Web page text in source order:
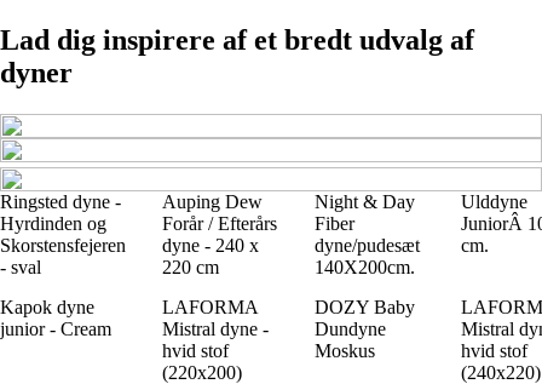
Lad dig inspirere af et bredt udvalg af
dyner
Ringsted dyne -
Hyrdinden og
Skorstensfejeren
- sval
Auping Dew
Forår / Efterårs
dyne - 240 x
220 cm
Night & Day
Fiber
dyne/pudesæt
140X200cm.
Ulddyne
JuniorÂ
cm.
Kapok dyne
junior - Cream
LAFORMA
Mistral dyne -
hvid stof
(220x200)
DOZY Baby
Dundyne
Moskus
Mistral
hvid stof
(240x220)